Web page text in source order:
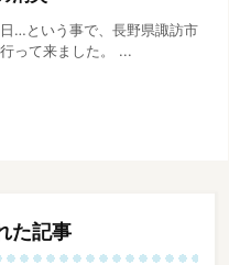
…という事で、長野県諏訪市
って来ました。 ...
た記事